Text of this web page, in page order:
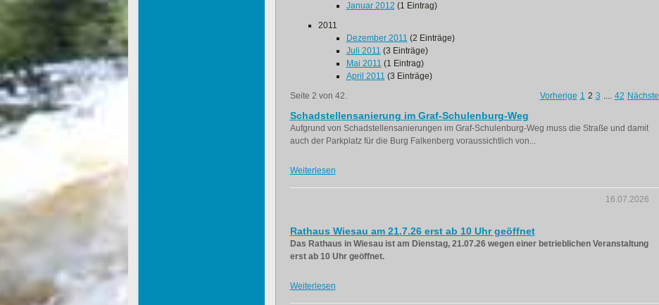
Januar 2012 (1 Eintrag)
2011
Dezember 2011 (2 Einträge)
Juli 2011 (3 Einträge)
Mai 2011 (1 Eintrag)
April 2011 (3 Einträge)
Seite 2 von 42.
Vorherige 1 2 3 .... 42 Nächste
Schadstellensanierung im Graf-Schulenburg-Weg
Aufgrund von Schadstellensanierungen im Graf-Schulenburg-Weg muss die Straße und damit
auch der Parkplatz für die Burg Falkenberg voraussichtlich von...
Weiterlesen
16.07.2026
Rathaus Wiesau am 21.7.26 erst ab 10 Uhr geöffnet
Das Rathaus in Wiesau ist am Dienstag, 21.07.26 wegen einer betrieblichen Veranstaltung
erst ab 10 Uhr geöffnet.
Weiterlesen